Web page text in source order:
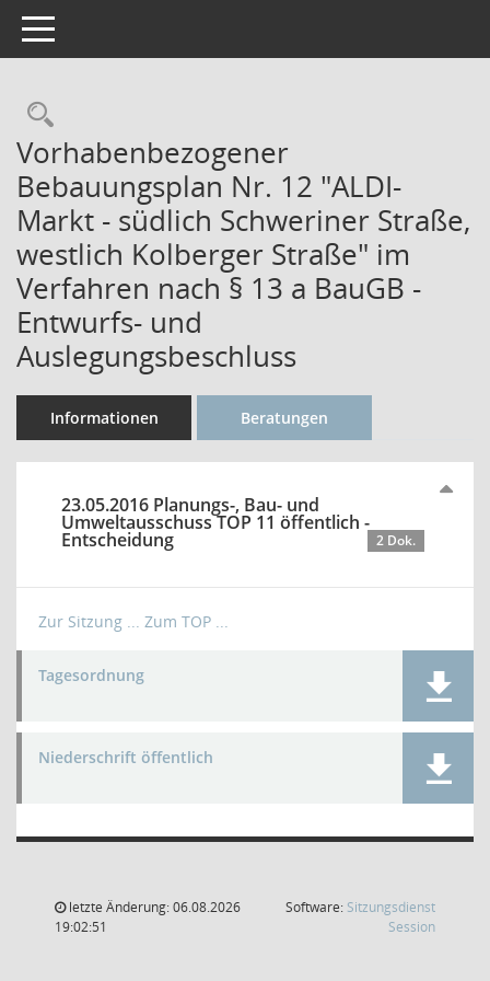
Toggle navigation
Rechercheauswahl
Vorhabenbezogener
Bebauungsplan Nr. 12 "ALDI-
Markt - südlich Schweriner Straße,
westlich Kolberger Straße" im
Verfahren nach § 13 a BauGB -
Entwurfs- und
Auslegungsbeschluss
Informationen Beratungen
23.05.2016 Planungs-, Bau- und
Umweltausschuss TOP 11 öffentlich -
Entscheidung 2 Dok.
Zur Sitzung ... Zum TOP ...
Tagesordnung
Niederschrift öffentlich
letzte Änderung: 06.08.2026
19:02:51
Software: Sitzungsdienst
Session(Wird in